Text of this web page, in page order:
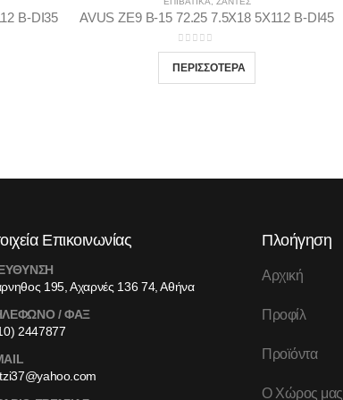
Β-DI35 AVUS ΖΕ9 Β-15 72.25 7.5Χ18 5Χ112 Β-DI45
0out of 5
Επικοινωνίας
195, Αχαρνές 136 74, Αθήνα
/ ΦΑΞ
2447877
Πλοήγηση
Αρχική
Προφίλ
Προϊόντα
Ο Χώρος μας